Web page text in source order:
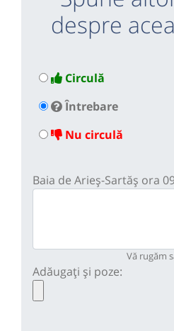
despre
Circulă
Întrebare
Nu circulă
Baia de Arieș-Sartăș ora
Vă rugăm
Adăugați și poze: